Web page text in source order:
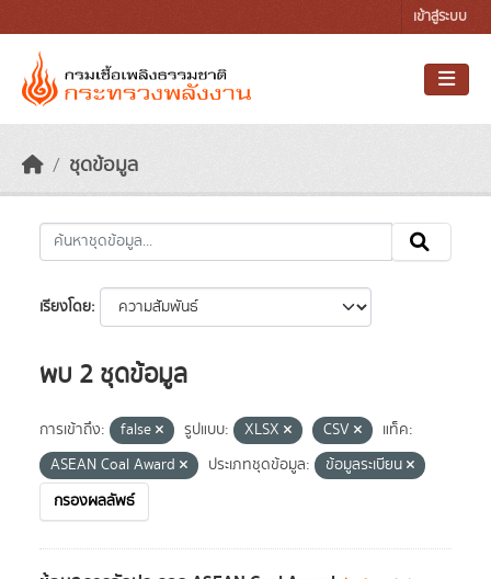
เข้าสู่ระบบ
ชุดข้อมูล
เรียงโดย
พบ 2 ชุดข้อมูล
การเข้าถึง: false รูปแบบ: XLSX CSV
แท็ค:
ASEAN Coal Award
ประเภทชุดข้อมูล:
ข้อมูลระเบียน
กรองผลลัพธ์